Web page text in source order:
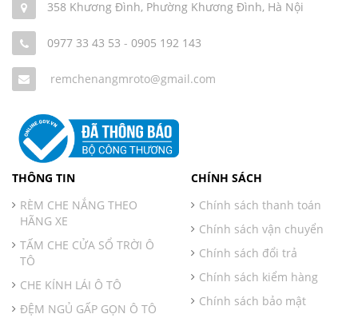
358 Khương Đình, Phường Khương Đình, Hà Nội
0977 33 43 53 - 0905 192 143
remchenangmroto@gmail.com
THÔNG TIN
RÈM CHE NẮNG THEO
HÃNG XE
TẤM CHE CỬA SỔ TRỜI Ô
TÔ
CHE KÍNH LÁI Ô TÔ
ĐỆM NGỦ GẤP GỌN Ô TÔ
CHÍNH SÁCH
Chính sách thanh toán
Chính sách vận chuyển
Chính sách đổi trả
Chính sách kiểm hàng
Chính sách bảo mật